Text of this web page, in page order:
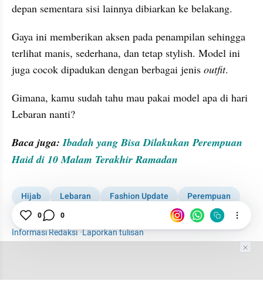
depan sementara sisi lainnya dibiarkan ke belakang.
Gaya ini memberikan aksen pada penampilan sehingga
terlihat manis, sederhana, dan tetap stylish. Model ini
juga cocok dipadukan dengan berbagai jenis outfit.
Gimana, kamu sudah tahu mau pakai model apa di hari
Lebaran nanti?
Baca juga: Ibadah yang Bisa Dilakukan Perempuan
Haid di 10 Malam Terakhir Ramadan
Hijab Lebaran Fashion Update
Perempuan
Woman
Informasi Redaksi·Laporkan tulisan
0 0